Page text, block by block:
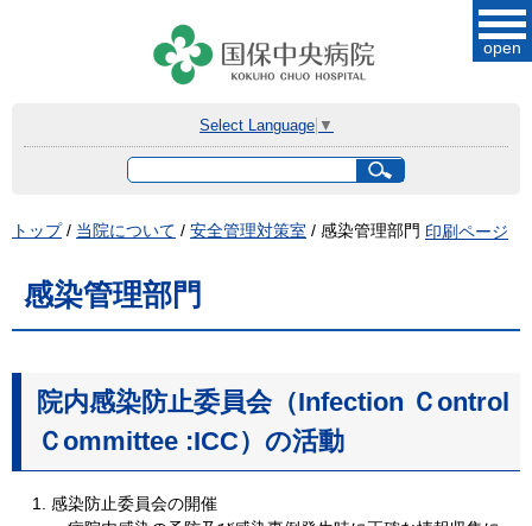
Select Language ▼
内
open
現
位
置：
トップ/ 当院について / 安全管理対策室 / 感染管理部門 印刷ページ
感染管理部門
院内感染防止委員会（Infection Ｃontrol
Ｃommittee :ICC）の活動
感染防止委員会の開催